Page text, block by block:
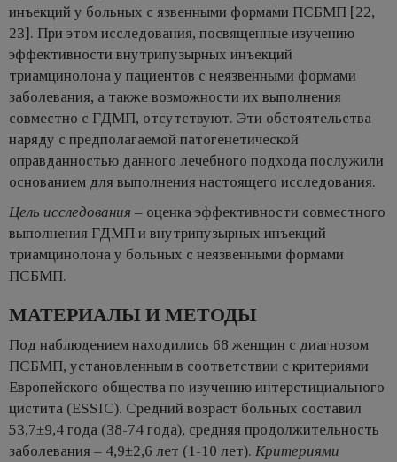
инъекций у больных с язвенными формами ПСБМП [22,
23]. При этом исследования, посвященные изучению
эффективности внутрипузырных инъекций
триамцинолона у пациентов с неязвенными формами
заболевания, а также возможности их выполнения
совместно с ГДМП, отсутствуют. Эти обстоятельства
наряду с предполагаемой патогенетической
оправданностью данного лечебного подхода послужили
основанием для выполнения настоящего исследования.
Цель исследования – оценка эффективности совместного
выполнения ГДМП и внутрипузырных инъекций
триамцинолона у больных с неязвенными формами
ПСБМП.
МАТЕРИАЛЫ И МЕТОДЫ
Под наблюдением находились 68 женщин с диагнозом
ПСБМП, установленным в соответствии с критериями
Европейского общества по изучению интерстициального
цистита (ESSIC). Средний возраст больных составил
53,7±9,4 года (38-74 года), средняя продолжительность
заболевания – 4,9±2,6 лет (1-10 лет). Критериями